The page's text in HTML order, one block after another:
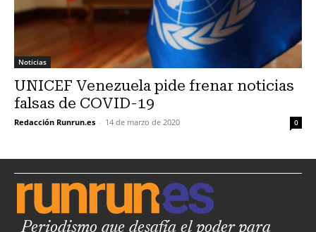
Noticias
UNICEF Venezuela pide frenar noticias
falsas de COVID-19
Redacción Runrun.es - 14 de marzo de 2020 0
Periodismo que desafía el poder para